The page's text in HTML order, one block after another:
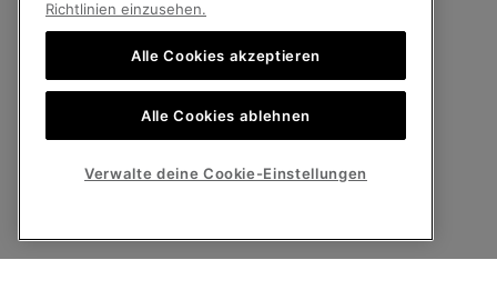
Deutschland
SOREL. Alle Rechte vorbehalten.
Richtlinien einzusehen.
Alle Cookies akzeptieren
Alle Cookies ablehnen
Verwalte deine Cookie-Einstellungen